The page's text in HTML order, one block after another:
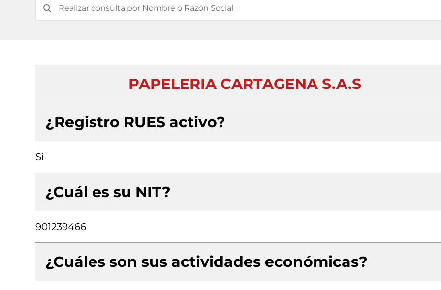
PAPELERIA CARTAGENA S.A.S
¿Registro RUES activo?
Si
¿Cuál es su NIT?
901239466
¿Cuáles son sus actividades económicas?